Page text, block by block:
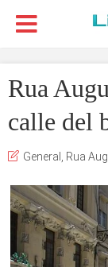
Rua
calle del
General Rua